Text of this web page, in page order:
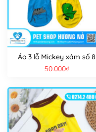
Áo 3 lỗ Mickey xám số 8
50.000₫